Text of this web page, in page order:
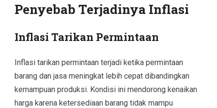
Penyebab Terjadinya Inflasi
Inflasi Tarikan Permintaan
Inflasi tarikan permintaan terjadi ketika permintaan
barang dan jasa meningkat lebih cepat dibandingkan
kemampuan produksi. Kondisi ini mendorong kenaikan
harga karena ketersediaan barang tidak mampu